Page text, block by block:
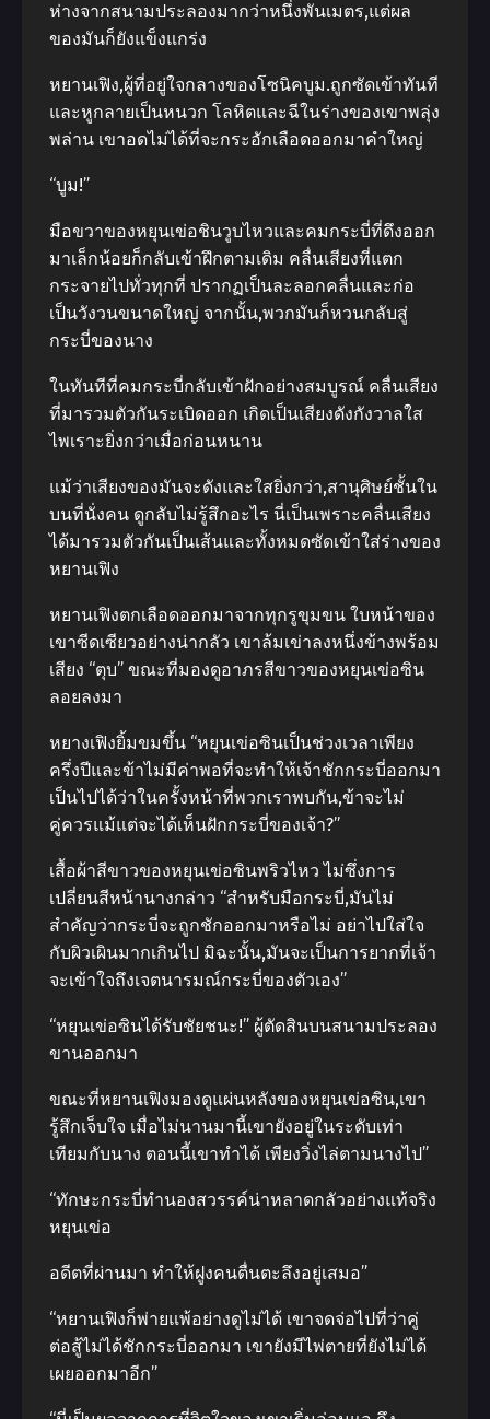
ห่างจากสนามประลองมากว่าหนึ่งพันเมตร,แต่ผล
ของมันก็ยังแข็งแกร่ง
หยานเฟิง,ผู้ที่อยู่ใจกลางของโซนิคบูม.ถูกซัดเข้าทันที
และหูกลายเป็นหนวก โลหิตและฉีในร่างของเขาพลุ่ง
พล่าน เขาอดไม่ได้ที่จะกระอักเลือดออกมาคําใหญ่
“บูม!”
มือขวาของหยุนเข่อชินวูบไหวและคมกระบี่ที่ดึงออก
มาเล็กน้อยก็กลับเข้าฝึกตามเดิม คลื่นเสียงที่แตก
กระจายไปทั่วทุกที่ ปรากฏเป็นละลอกคลื่นและก่อ
เป็นวังวนขนาดใหญ่ จากนั้น,พวกมันก็หวนกลับสู่
กระบี่ของนาง
ในทันทีที่คมกระบี่กลับเข้าฝักอย่างสมบูรณ์ คลื่นเสียง
ที่มารวมตัวกันระเบิดออก เกิดเป็นเสียงดังกังวาลใส
ไพเราะยิ่งกว่าเมื่อก่อนหนาน
แม้ว่าเสียงของมันจะดังและใสยิ่งกว่า,สานุศิษย์ชั้นใน
บนที่นั่งคน ดูกลับไม่รู้สึกอะไร นี่เป็นเพราะคลื่นเสียง
ได้มารวมตัวกันเป็นเส้นและทั้งหมดซัดเข้าใส่ร่างของ
หยานเฟิง
หยานเฟิงตกเลือดออกมาจากทุกรูขุมขน ใบหน้าของ
เขาซีดเซียวอย่างน่ากลัว เขาล้มเข่าลงหนึ่งข้างพร้อม
เสียง “ตุบ” ขณะที่มองดูอาภรสีขาวของหยุนเข่อซิน
ลอยลงมา
หยางเฟิงยิ้มขมขึ้น “หยุนเข่อซินเป็นช่วงเวลาเพียง
ครึ่งปีและข้าไม่มีค่าพอที่จะทําให้เจ้าชักกระบี่ออกมา
เป็นไปได้ว่าในครั้งหน้าที่พวกเราพบกัน,ข้าจะไม่
คู่ควรแม้แต่จะได้เห็นฝักกระบี่ของเจ้า?”
เสื้อผ้าสีขาวของหยุนเข่อซินพริวไหว ไม่ซึ่งการ
เปลี่ยนสีหน้านางกล่าว “สําหรับมือกระบี่,มันไม่
สําคัญว่ากระบี่จะถูกชักออกมาหรือไม่ อย่าไปใส่ใจ
กับผิวเผินมากเกินไป มิฉะนั้น,มันจะเป็นการยากที่เจ้า
จะเข้าใจถึงเจตนารมณ์กระบี่ของตัวเอง”
“หยุนเข่อซินได้รับชัยชนะ!” ผู้ตัดสินบนสนามประลอง
ขานออกมา
ขณะที่หยานเฟิงมองดูแผ่นหลังของหยุนเข่อซิน,เขา
รู้สึกเจ็บใจ เมื่อไม่นานมานี้เขายังอยู่ในระดับเท่า
เทียมกับนาง ตอนนี้เขาทําได้ เพียงวิ่งไล่ตามนางไป”
“ทักษะกระบี่ทํานองสวรรค์น่าหลาดกลัวอย่างแท้จริง
หยุนเข่อ
อดีตที่ผ่านมา ทําให้ฝูงคนตื่นตะลึงอยู่เสมอ”
“หยานเฟิงก็พ่ายแพ้อย่างดูไม่ได้ เขาจดจ่อไปที่ว่าคู่
ต่อสู้ไม่ได้ชักกระบี่ออกมา เขายังมีไพ่ตายที่ยังไม่ได้
เผยออกมาอีก”